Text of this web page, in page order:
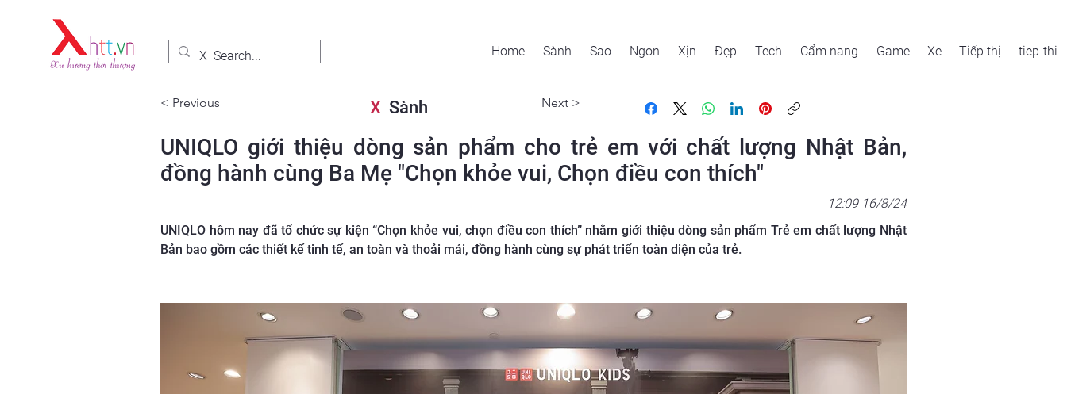
Home Sành Sao Ngon Xịn Đẹp Tech Cẩm nang Game Xe Tiếp thị tiep-thi
< Previous XSành Next >
UNIQLO giới thiệu dòng sản phẩm cho trẻ em với chất lượng Nhật Bản,
đồng hành cùng Ba Mẹ "Chọn khỏe vui, Chọn điều con thích"
12:09 16/8/24
UNIQLO hôm nay đã tổ chức sự kiện “Chọn khỏe vui, chọn điều con thích” nhằm giới thiệu dòng sản phẩm Trẻ em chất lượng Nhật
Bản bao gồm các thiết kế tinh tế, an toàn và thoải mái, đồng hành cùng sự phát triển toàn diện của trẻ.